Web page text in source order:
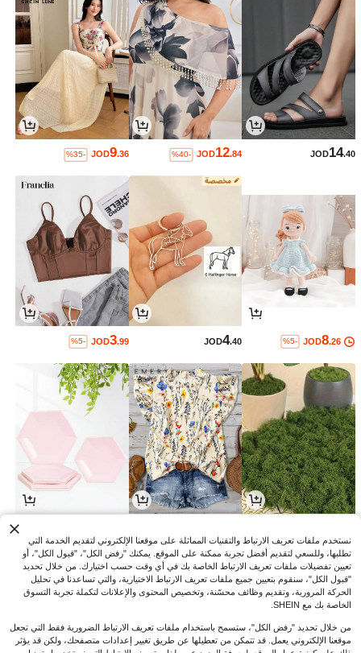
JOD14.40
JOD12.84
%40-
JOD9.36
%35-
JOD8.26
%5-
JOD4.40
JOD3.99
%5-
نستخدم ملفات تعريف الارتباط والتقنيات المماثلة على موقعنا الإلكتروني لتقديم الخدمة التي
تطلبها، وللسعي لتقديم أفضل تجربة ممكنة على الموقع. يمكنك "رفض الكل"، "قبول الكل"، أو
تعيين تفضيلات ملفات تعريف الارتباط الخاصة بك في أي وقت حسب اختيارك. من خلال تحديد
"قبول الكل"، سنقوم بتعيين جميع ملفات تعريف الارتباط الاختيارية، والتي تساعدنا في تحليل
الحركة المرورية، وتقديم وظائف محسّنة، وتخصيص المحتوى والإعلانات لتكملة تجربة التسوق
الخاصة بك مع SHEIN.
من خلال تحديد "رفض الكل"، ستسمح باستخدام ملفات تعريف الارتباط الضرورية فقط التي تجعل
موقعنا الإلكتروني يعمل. قد تتمكن من تعطيلها عن طريق تغيير إعدادات متصفحك، ولكن قد يؤثر